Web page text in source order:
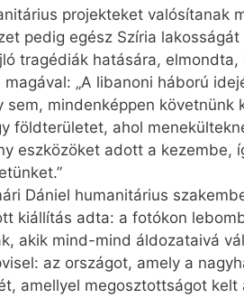
projekteket valósítanak
pedig egész Szíria lakosságát
tragédiák hatására,
„A libanoni háború
mindenképpen követnünk
földterületet, ahol
eszközöket adott a kezembe,
Dániel humanitárius
kiállítás adta: a fotókon
akik mind-mind áldozataivá
az országot, amely a
amellyel megosztottságot